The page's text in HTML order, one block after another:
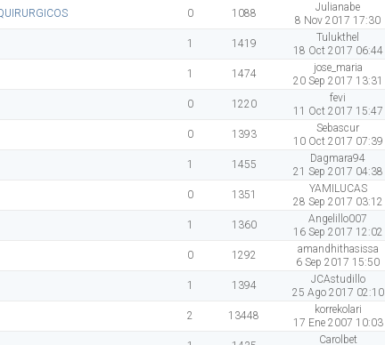
0 1088
Julianabe
8 Nov 2017 17:30
1 1419
Tulukthel
18 Oct 2017 06:44
1 1474
jose_maria
20 Sep 2017 13:31
0 1220
fevi
11 Oct 2017 15:47
0 1393
Sebascur
10 Oct 2017 07:39
1 1455
Dagmara94
21 Sep 2017 04:38
0 1351
YAMILUCAS
28 Sep 2017 03:12
1 1360
Angelillo007
16 Sep 2017 12:02
0 1292
amandhithasissa
6 Sep 2017 15:50
1 1394
JCAstudillo
25 Ago 2017 02:10
2 13448
korrekolari
17 Ene 2007 10:03
Carolbet